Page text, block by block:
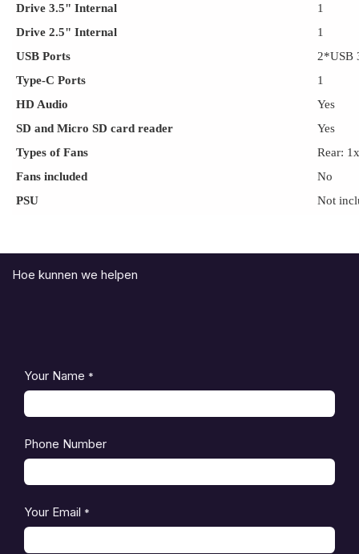
Drive 3.5" Internal
1
Drive 2.5" Internal
1
USB Ports
2*USB
Type-C Ports
1
HD Audio
Yes
SD and Micro SD card reader
Yes
Types of Fans
Rear:
Fans included
No
PSU
Not
Hoe kunnen we helpen
Your Name *
Phone Number
Your Email *